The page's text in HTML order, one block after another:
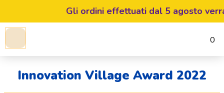
Gli ordini effettuati dal 5 agosto
0
Innovation Village Award 2022